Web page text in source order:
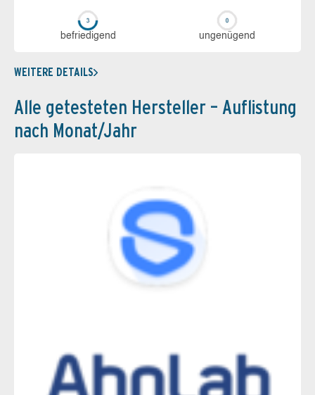
be­frie­di­gend un­ge­nü­gend
WEITERE DETAILS
Alle getesteten Hersteller – Auflistung
nach Monat/Jahr